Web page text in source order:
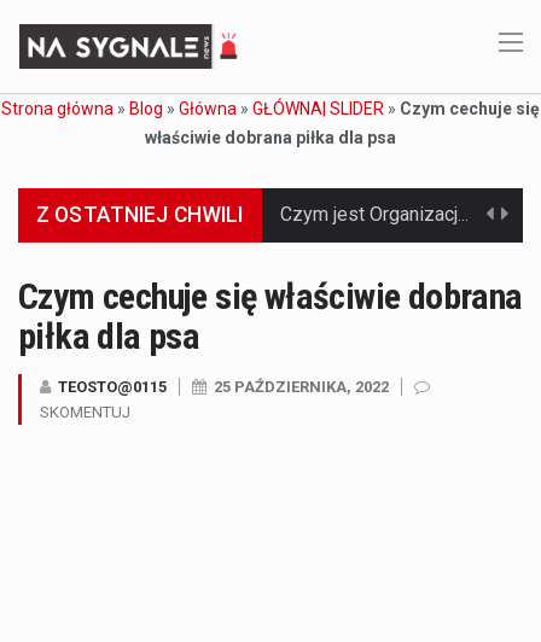
Strona główna » Blog » Główna » GŁÓWNA| SLIDER » Czym cechuje się
właściwie dobrana piłka dla psa
Z OSTATNIEJ CHWILI Jaką dynamikę wzrostu PKB przewidują prognozy gospodarcze dla Polski w 2026 roku? Prognozy dotyczące gospodarki Polski na rok 2026 sugerują, że Produkt Krajowy Brutto (PKB)…
Czym cechuje się właściwie dobrana
piłka dla psa
TEOSTO@0115
25 PAŹDZIERNIKA, 2022
SKOMENTUJ